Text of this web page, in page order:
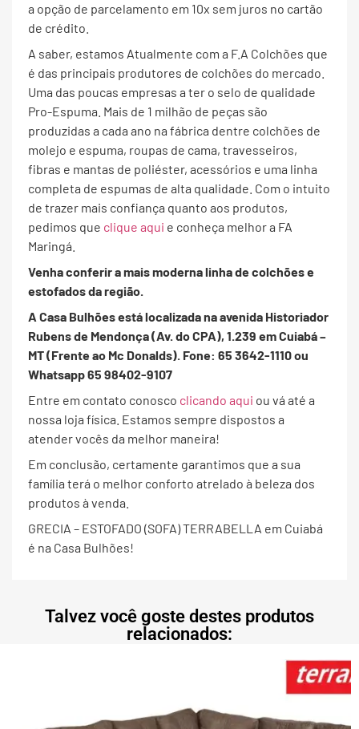
a opção de parcelamento em 10x sem juros no cartão
de crédito.
A saber, estamos Atualmente com a F.A Colchões que
é das principais produtores de colchões do mercado.
Uma das poucas empresas a ter o selo de qualidade
Pro-Espuma. Mais de 1 milhão de peças são
produzidas a cada ano na fábrica dentre colchões de
molejo e espuma, roupas de cama, travesseiros,
fibras e mantas de poliéster, acessórios e uma linha
completa de espumas de alta qualidade. Com o intuito
de trazer mais confiança quanto aos produtos,
pedimos que clique aqui e conheça melhor a FA
Maringá.
Venha conferir a mais moderna linha de colchões e
estofados da região.
A Casa Bulhões está localizada na avenida Historiador
Rubens de Mendonça (Av. do CPA), 1.239 em Cuiabá –
MT (Frente ao Mc Donalds). Fone: 65 3642-1110 ou
Whatsapp 65 98402-9107
Entre em contato conosco clicando aqui ou vá até a
nossa loja física. Estamos sempre dispostos a
atender vocês da melhor maneira!
Em conclusão, certamente garantimos que a sua
família terá o melhor conforto atrelado à beleza dos
produtos à venda.
GRECIA – ESTOFADO (SOFA) TERRABELLA em Cuiabá
é na Casa Bulhões!
Talvez você goste destes produtos
relacionados: